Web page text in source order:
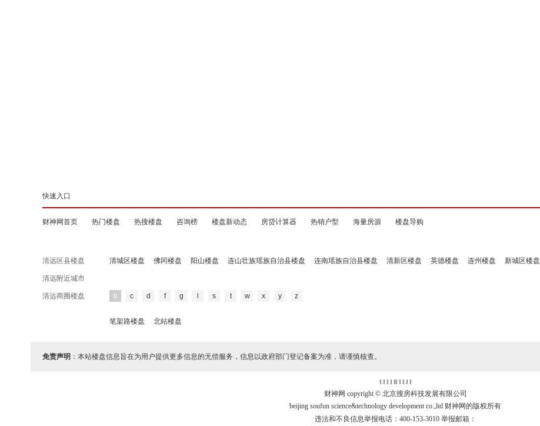
快速入口
财神网首页 热门楼盘 热搜楼盘 咨询榜 楼盘新动态 房贷计算器 热销户型 海量房源 楼盘导购
清远区县楼盘 清城区楼盘 佛冈楼盘 阳山楼盘 连山壮族瑶族自治县楼盘 连南瑶族自治县楼盘 清新区楼盘 英德楼盘 连州楼盘 新城区楼盘
清远附近城市
清远商圈楼盘 b c d f g s t w x y z
笔架路楼盘 北站楼盘
免责声明 ：本站楼盘信息旨在为用户提供更多信息的无偿服务，信息以政府部门登记备案为准，请谨慎核查。
‖ ‖ ‖ ‖ ‖‖ ‖ ‖ ‖ ‖
财神网 copyright © 北京搜房科技发展有限公司
beijing soufun science&technology development co.,ltd 财神网的版权所有
违法和不良信息举报电话：400-153-3010 举报邮箱：